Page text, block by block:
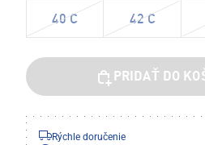
40 C 42 C
PRIDAŤ DO
Rýchle doručenie